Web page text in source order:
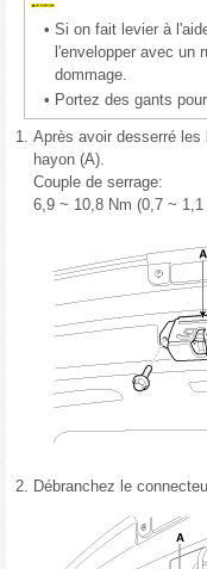
• Si on fait levier à
l'envelopper avec un
dommage.
• Portez des gants
1. Après avoir desserré
hayon (A).
Couple de serrage:
6,9 ~ 10,8 Nm (0,7 ~
2. Débranchez le